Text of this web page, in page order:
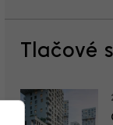
Tlačové